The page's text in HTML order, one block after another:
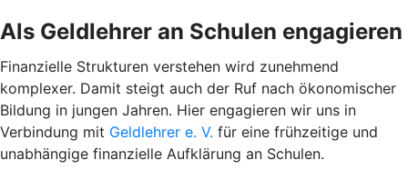
Als Geldlehrer an Schulen engagieren
Finanzielle Strukturen verstehen wird zunehmend
komplexer. Damit steigt auch der Ruf nach ökonomischer
Bildung in jungen Jahren. Hier engagieren wir uns in
Verbindung mit Geldlehrer e. V. für eine frühzeitige und
unabhängige finanzielle Aufklärung an Schulen.